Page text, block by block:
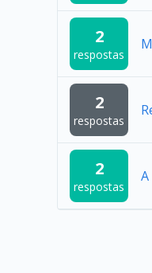
2
respostas
2
respostas
2
respostas